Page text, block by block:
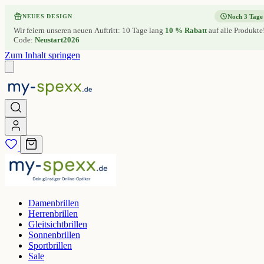
NEUES DESIGN
Wir feiern unseren neuen Auftritt: 10 Tage lang 10 % Rabattauf alle
Code: Neustart2026
Noch 3 Tage
Zum Inhalt springen
Damenbrillen
Herrenbrillen
Gleitsichtbrillen
Sonnenbrillen
Sportbrillen
Sale